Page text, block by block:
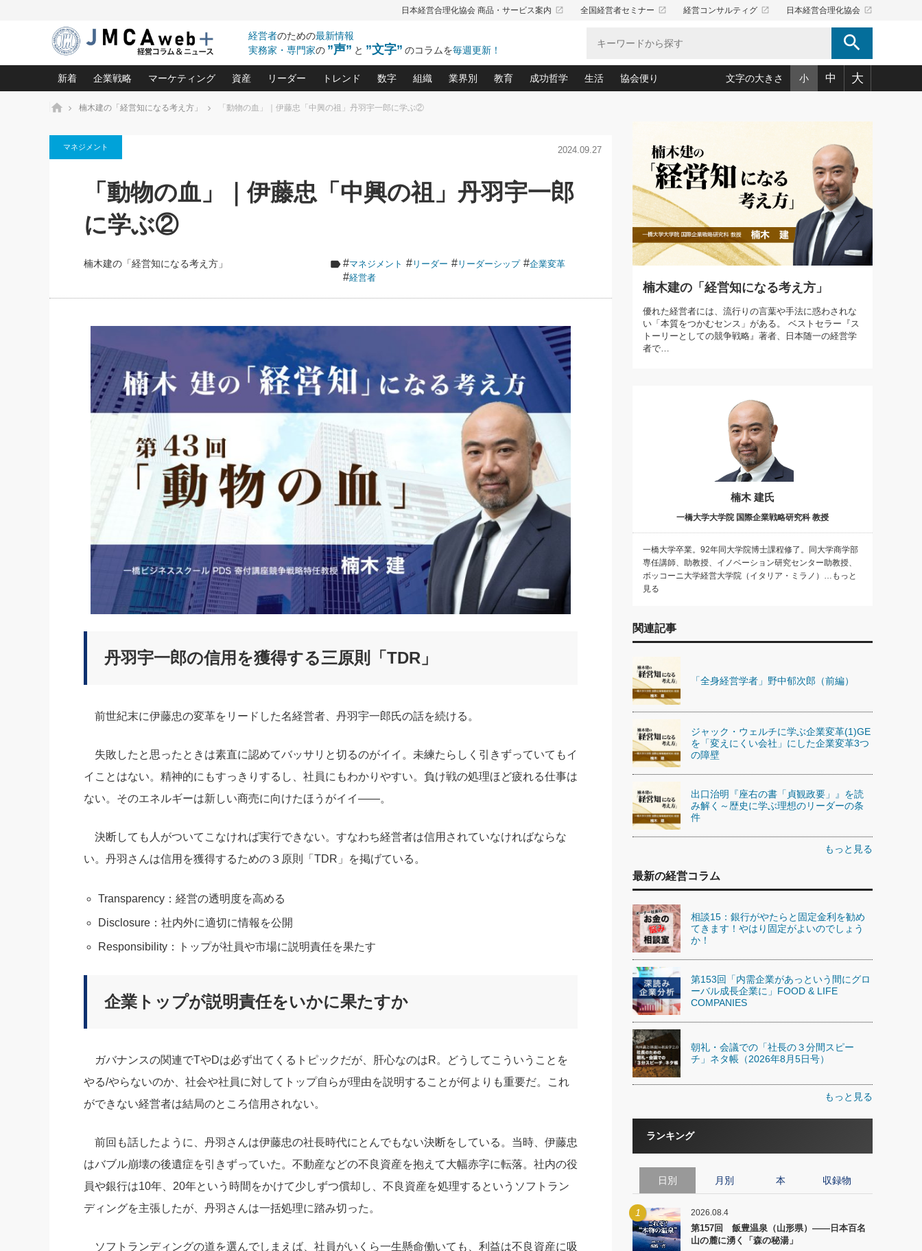
日本経営合理化協会 商品・サービス案内 launch 全国経営者セミナー launch 経営コンサルティグ launch 日本経営合理化協会 launch
経営者のための最新情報
実務家・専門家の ”声” と ”文字” のコラムを毎週更新！ search
新着
相談15：銀行がやたらと固定金
利を勧めてきます！やはり固定
がよいのでしょうか！
朝礼・会議での「社長の３分間
スピーチ」ネタ帳（2026年8月5
日号）
2026.08.5 2026.08.5
第86回 「言葉狩り」
もっとみる
企業戦略
中小企業の「１位づくり」戦略(96)
利益を最大化する「業務改善」横田尚哉氏(5)
強い会社を築く ビジネス・クリニック(240)
日本レーザー「人を大切にしながら利益を上げる経営」の極意
(3)
武器としてのM&A入門(3)
社長のための“儲かる通販”戦略視点(151)
マーケティング
ロングセラーの玉手箱(9)
大復活＆快進撃！ユニバーサルスタジオジャパンの成功要因と
は(5)
酒井光雄 成功事例に学ぶ繁栄企業のブランド戦略(39)
資産
中国経済の最新動向(204)
事業承継の前に、決めておきたい、知っておきたい、やってお
リーダー
ピョートル・F・グジバチの『経営戦略の新常識』(12)
楠木建の「経営知になる考え方」(57)
次もあなたにお願いしたいと思われる「一流の仕事術」(28)
社長の右腕をつくる 人と組織を動かす(200)
酒井英之の社長のビジョン実現道場(10)
トレンド
北村森の「今月のヒット商品」(109)
数字
会社を守り抜くための緊急対策(100)
強い決算書の会社はココが違う！(36)
決算書の“見える化”術(12)
銀行交渉はこうしなさい！(12)
組織
職場の生産性を下げるハラスメントの予防策(10)
賃金決定の定石(68)
顧客・社員・社会から支持される「ウェルビーイング経営入
業界別
大久保一彦の“流行る”お店の仕組みづくり(210)
柿内幸夫─社長のための現場改善(174)
教育
あなただからお願いしたいと思われる 気配りの達人(127)
クレーム対応 実践マニュアル(92)
クレーム対応の新知識と新常識(57)
デキル社員に育てる！ 社員教育の決め手(203)
東川鷹年の「中小企業の人育て」(38)
業績アップにつながる！ワンランク上の手紙・メール術(100)
行動科学マネジメント(5)
成功哲学
令和時代の「社長の人間力の磨き方」(86)
先人の名句名言の教え 東洋思想に学ぶ経営学(132)
渡部昇一の「日本の指導者たち」(32)
経営に活かす“十八史略”(30)
生活
(50)
デジタルＡＶを味方に！新・仕事術(180)
リーダー脳の鍛え方(32)
ワインを楽しむ基礎レッスン(12)
必読！社長が読むべき今月の4冊(88)
眼と耳で楽しむ読書術(162)
社長の「氣」(30)
米国スポーツ・ビジネスに学ぶ心理学(98)
高橋一喜の『これぞ！"本物の温泉"』(157)
協会便り
ビジネス見聞録 経営ニュース(100)
作間信司の経営無形庵(けいえいむぎょうあん)(166)
経営セミナー情報局(1)
繁栄への着眼点 牟田太陽(76)
講話を聞いて学ぼう 実学・耳学・磨く「ミミガク」のすすめ
(7)
文字の大きさ 小 中 大
ホーム 楠木建の「経営知になる考え方」 「動物の血」｜伊藤忠「中興の祖」丹羽宇一郎に学ぶ②
マネジメント 2024.09.27
「動物の血」｜伊藤忠「中興の祖」丹羽宇一郎
に学ぶ②
楠木建の「経営知になる考え方」 #マネジメント # リーダー # リーダーシップ #企業変革
#経営者
丹羽宇一郎の信用を獲得する三原則「TDR」
前世紀末に伊藤忠の変革をリードした名経営者、丹羽宇一郎氏の話を続ける。
失敗したと思ったときは素直に認めてバッサリと切るのがイイ。未練たらしく引きずっていてもイ
イことはない。精神的にもすっきりするし、社員にもわかりやすい。負け戦の処理ほど疲れる仕事は
ない。そのエネルギーは新しい商売に向けたほうがイイ――。
決断しても人がついてこなければ実行できない。すなわち経営者は信用されていなければならな
い。丹羽さんは信用を獲得するための３原則「TDR」を掲げている。
Transparency：経営の透明度を高める
Disclosure：社内外に適切に情報を公開
Responsibility：トップが社員や市場に説明責任を果たす
企業トップが説明責任をいかに果たすか
ガバナンスの関連でTやDは必ず出てくるトピックだが、肝心なのはR。どうしてこういうことを
やる/やらないのか、社会や社員に対してトップ自らが理由を説明することが何よりも重要だ。これ
ができない経営者は結局のところ信用されない。
前回も話したように、丹羽さんは伊藤忠の社長時代にとんでもない決断をしている。当時、伊藤忠
はバブル崩壊の後遺症を引きずっていた。不動産などの不良資産を抱えて大幅赤字に転落。社内の役
員や銀行は10年、20年という時間をかけて少しずつ償却し、不良資産を処理するというソフトラン
ディングを主張したが、丹羽さんは一括処理に踏み切った。
ソフトランディングの道を選んでしまえば、社員がいくら一生懸命働いても、利益は不良資産に吸
楠木建の「経営知になる考え方」
優れた経営者には、流行りの言葉や手法に惑わされな
い「本質をつかむセンス」がある。 ベストセラー『ス
トーリーとしての競争戦略』著者、日本随一の経営学
者で…
楠木 建氏
一橋大学大学院 国際企業戦略研究科 教授
一橋大学卒業。92年同大学院博士課程修了。同大学商学部
専任講師、助教授、イノベーション研究センター助教授、
ボッコーニ大学経営大学院（イタリア・ミラノ）…もっと
見る
関連記事
「全身経営学者」野中郁次郎（前編）
ジャック・ウェルチに学ぶ企業変革(1)GE
を「変えにくい会社」にした企業変革3つ
の障壁
出口治明『座右の書「貞観政要」』を読
み解く～歴史に学ぶ理想のリーダーの条
件
もっと見る
最新の経営コラム
相談15：銀行がやたらと固定金利を勧め
てきます！やはり固定がよいのでしょう
か！
第153回「内需企業があっという間にグロ
ーバル成長企業に」FOOD & LIFE
COMPANIES
朝礼・会議での「社長の３分間スピー
チ」ネタ帳（2026年8月5日号）
もっと見る
ランキング
日別 月別 本 収録物
1 2026.08.4
第157回 飯豊温泉（山形県）――日本百名
山の麓に湧く「森の秘湯」